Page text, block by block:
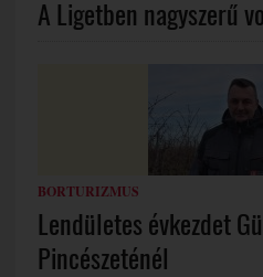
A Ligetben nagyszerű
BORTURIZMUS
Lendületes évkezdet
Pincészeténél